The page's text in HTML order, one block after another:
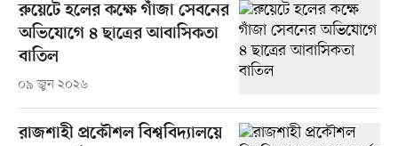
রুয়েটে হলের কক্ষে গাঁজা সেবনের
অভিযোগে ৪ ছাত্রের আবাসিকতা
বাতিল
০৯ জুন ২০২৬
রাজশাহী প্রকৌশল বিশ্ববিদ্যালয়ে